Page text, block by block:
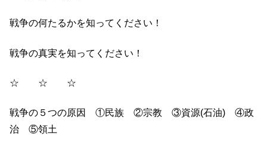
戦争の何たるかを知ってください！
戦争の真実を知ってください！
☆ ☆ ☆
戦争の５つの原因 ①民族 ②宗教 ③資源(石油) ④政
治 ⑤領土